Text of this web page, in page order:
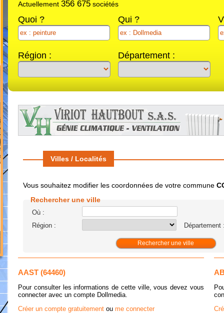
Actuellement 356 675 sociétés
Quoi ? Qui ?
Région : Département :
Previous
Next
Villes / Localités
Vous souhaitez modifier les coordonnées de votre commune
Rechercher une ville
Où :
Région :
Département
AAST (64460)
Pour consulter les informations de cette ville, vous devez vous
connecter avec un compte Dollmedia.
Créer un compte gratuitement ou me connecter